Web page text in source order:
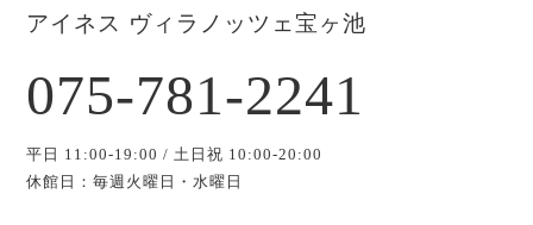
アイネス ヴィラノッツェ宝ヶ池
075-781-2241
平日 11:00-19:00 / 土日祝 10:00-20:00
休館日：毎週火曜日・水曜日